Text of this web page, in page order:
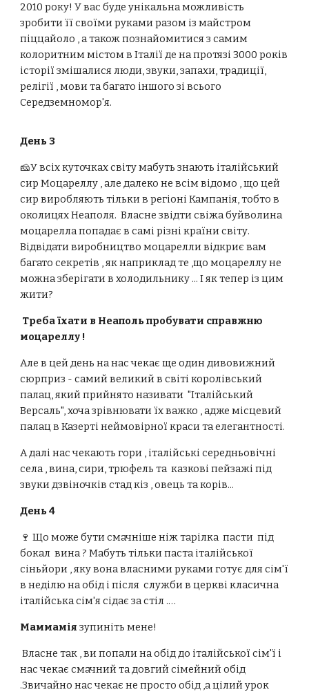
2010 року! У вас буде унікальна можливість
зробити її своїми руками разом із майстром
піццайоло , а також познайомитися з самим
колоритним містом в Італії де на протязі 3000 років
історії змішалися люди, звуки, запахи, традиції,
релігії , мови та багато іншого зі всього
Середземномор'я.
День 3
🧀У всіх куточках світу мабуть знають італійський
сир Моцареллу , але далеко не всім відомо , що цей
сир виробляють тільки в регіоні Кампанія, тобто в
околицях Неаполя. Власне звідти свіжа буйволина
моцарелла попадає в самі різні країни світу.
Відвідати виробництво моцарелли відкриє вам
багато секретів , як наприклад те ,що моцареллу не
можна зберігати в холодильнику ... І як тепер із цим
жити?
Треба їхати в Неаполь пробувати cправжню
моцареллу !
Але в цей день на нас чекає ще один дивовижний
сюрприз - самий великий в світі королівський
палац, який прийнято називати "Італійський
Версаль", хоча зрівнювати їх важко , адже місцевий
палац в Казерті неймовірної краси та елегантності.
А далі нас чекають гори , італійські середньовічні
села , вина, сири, трюфель та казкові пейзажі під
звуки дзвіночків стад кіз , овець та корів...
День 4
🍷 Що може бути смачніше ніж тарілка пасти під
бокал вина ? Мабуть тільки паста італійської
сіньйори , яку вона власними руками готує для сім'ї
в неділю на обід і після служби в церкві класична
італійська сім'я сідає за стіл .…
Маммамія зупиніть мене!
Власне так , ви попали на обід до італійської сім'ї і
нас чекає смачний та довгий сімейний обід
.Звичайно нас чекає не просто обід ,а цілий урок